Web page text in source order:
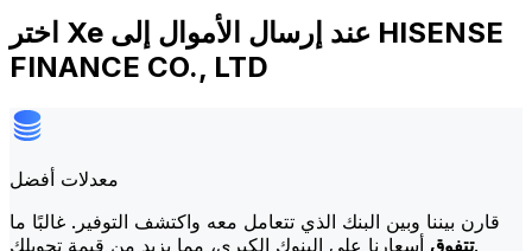
اختر Xe عند إرسال الأموال إلى HISENSE
FINANCE CO., LTD
معدلات أفضل
قارن بيننا وبين البنك الذي تتعامل معه واكتشف التوفير. غالبًا ما
تتفوقأسعارنا على البنوك الكبرى، مما يزيد من قيمة تحويلك.